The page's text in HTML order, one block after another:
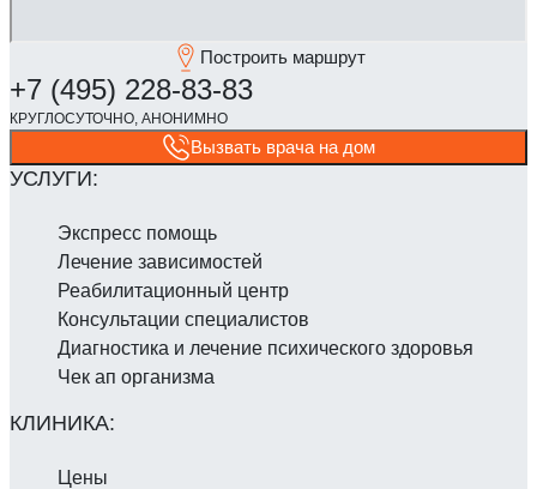
Построить маршрут
Вызвать врача на дом
Экспресс помощь
Лечение зависимостей
Реабилитаци­онный центр
Консультации специалистов
Диагностика и лечение психического здоровья
Чек ап организма
Цены